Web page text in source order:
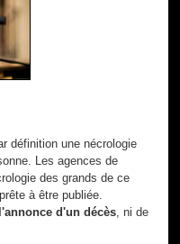
définition une nécrologie
Les agences de
des grands de ce
à être publiée.
d'un décès , ni de